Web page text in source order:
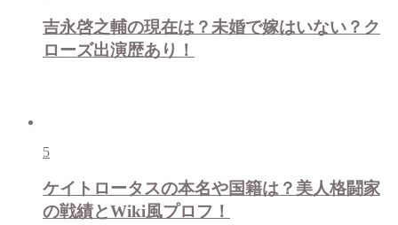
吉永啓之輔の現在は？未婚で嫁はいない？ク
ローズ出演歴あり！
5
ケイトロータスの本名や国籍は？美人格闘家
の戦績とWiki風プロフ！